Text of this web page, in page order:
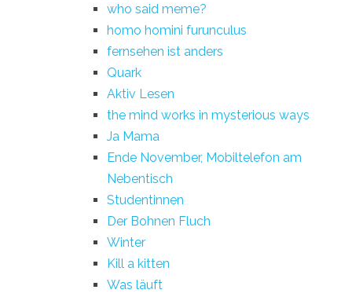
who said meme?
homo homini furunculus
fernsehen ist anders
Quark
Aktiv Lesen
the mind works in mysterious ways
Ja Mama
Ende November, Mobiltelefon am
Nebentisch
Studentinnen
Der Bohnen Fluch
Winter
Kill a kitten
Was läuft